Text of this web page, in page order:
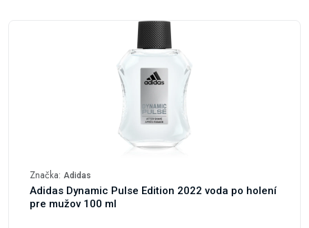
Značka: Adidas
Adidas Dynamic Pulse Edition 2022 voda po holení
pre mužov 100 ml